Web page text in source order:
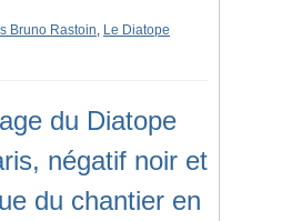
Bruno Rastoin, Le Diatope
du Diatope
négatif noir et
du chantier en